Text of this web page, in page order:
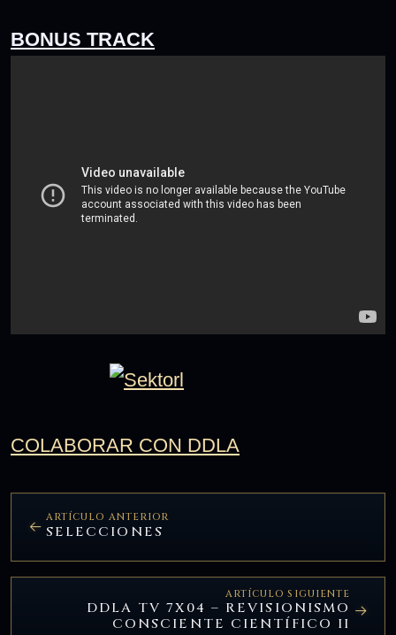
BONUS TRACK
COLABORAR CON DDLA
ARTÍCULO ANTERIOR
SELECCIONES
ARTÍCULO SIGUIENTE
DDLA TV 7X04 – REVISIONISMO
CONSCIENTE CIENTÍFICO II